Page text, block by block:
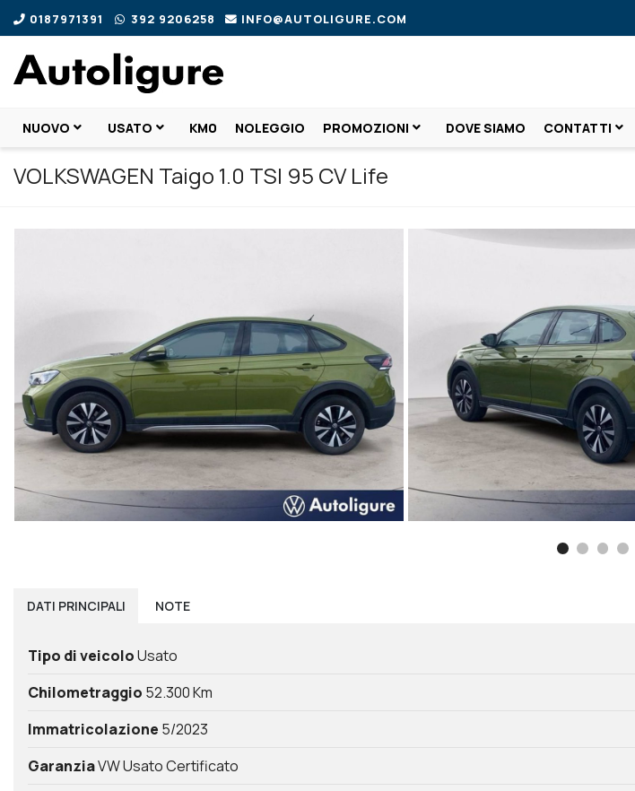
0187971391 392 9206258 INFO@AUTOLIGURE.COM
NUOVO USATO KM0 NOLEGGIO PROMOZIONI DOVE SIAMO CONTATTI
VOLKSWAGEN Taigo 1.0 TSI 95 CV Life
DATI PRINCIPALI NOTE
Tipo di veicoloUsato
Chilometraggio 52.300 Km
Immatricolazione 5/2023
GaranziaVW Usato Certificato